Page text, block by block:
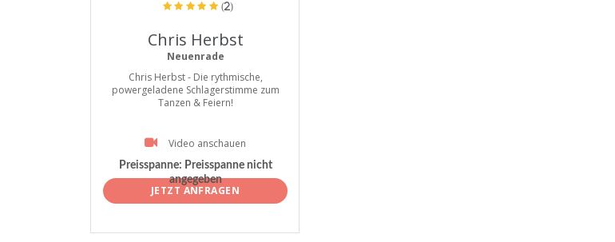
(2)
Chris Herbst
Neuenrade
Chris Herbst - Die rythmische,
powergeladene Schlagerstimme zum
Tanzen & Feiern!
Video anschauen
Preisspanne: Preisspanne nicht
angegeben
JETZT ANFRAGEN